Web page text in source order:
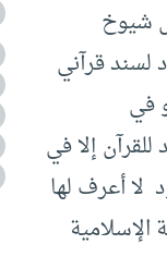
شيوخ
لسند قرآني
في
إلا في
لا أعرف لها